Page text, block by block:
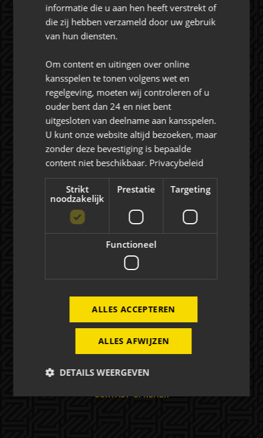
commercie@nac.nl
Over NAC Zakelijk
NAC ZAKELIJK
NIEUWS
Evenementen
EVENEMENTEN
HOSPITALITY
EXPOSURE
CONTACT OPNEMEN
informatie die u aan hen heeft verstrekt of
die zij hebben verzameld door uw gebruik
van hun diensten.
Om content en uitingen over online
kansspelen te tonen volgens wet en
regelgeving, moeten wij controleren of u
ouder bent dan 24 en niet bent
uitgesloten van deelname aan kansspelen.
U kunt onze website altijd bezoeken, maar
zonder deze bevestiging is bepaalde
content niet beschikbaar. Privacybeleid
Strikt
noodzakelijk
Prestatie Targeting
Functioneel
ALLES ACCEPTEREN
ALLES AFWIJZEN
DETAILS WEERGEVEN